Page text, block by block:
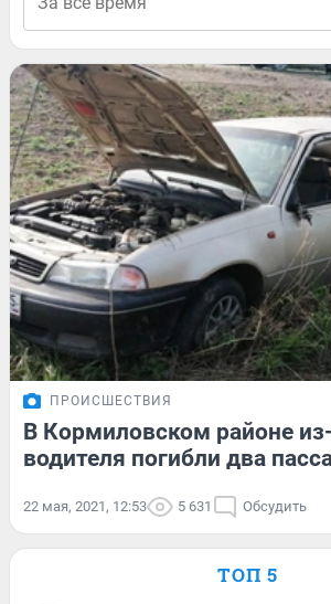
ПРОИСШЕСТВИЯ
В Кормиловском районе
водителя погибли два
22 мая, 2021, 12:53 5 631 Обсудить
ТОП 5